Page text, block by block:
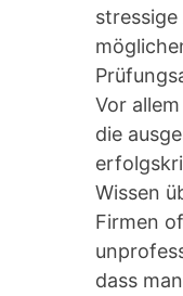
stressige
Vor
die
Wissen
Firmen
dass